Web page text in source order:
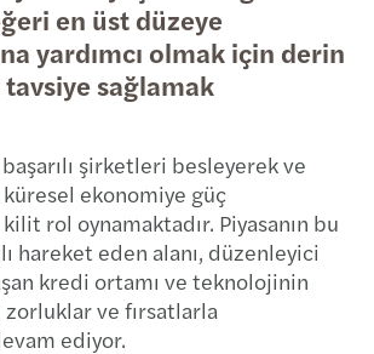
en üst düzeye
yardımcı olmak için derin
sağlamak
şirketleri besleyerek ve
ekonomiye güç
rol oynamaktadır. Piyasanın bu
hareket eden alanı, düzenleyici
kredi ortamı ve teknolojinin
ve fırsatlarla
ediyor.